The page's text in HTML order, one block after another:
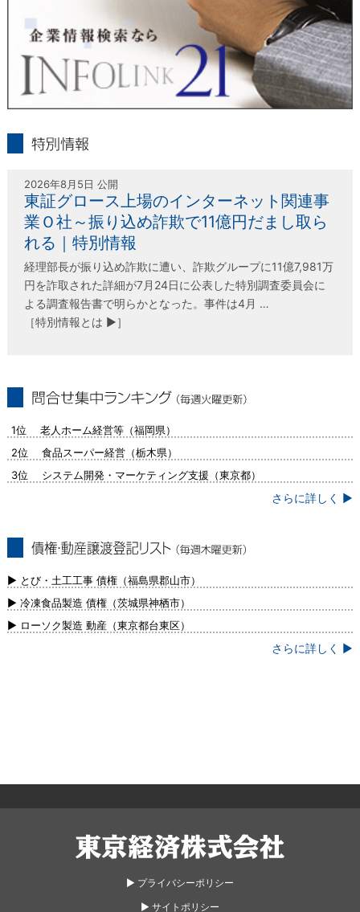
フリーダイヤル 0120-55-9986
受付時間 平日9：00～17：00
2026年8月5日 公開
東証グロース上場のインターネット関連事
業Ｏ社～振り込め詐欺で11億円だまし取ら
れる｜特別情報
経理部長が振り込め詐欺に遭い、詐欺グループに11億7,981万
円を詐取された詳細が7月24日に公表した特別調査委員会に
よる調査報告書で明らかとなった。事件は4月 …
［特別情報とは ▶］
1位 老人ホーム経営等（福岡県）
2位 食品スーパー経営（栃木県）
3位 システム開発・マーケティング支援（東京都）
さらに詳しく ▶
新）
▶ とび・土工工事 債権（福島県郡山市）
▶ 冷凍食品製造 債権（茨城県神栖市）
▶ ローソク製造 動産（東京都台東区）
さらに詳しく ▶
▶︎ プライバシーポリシー
▶︎ サイトポリシー